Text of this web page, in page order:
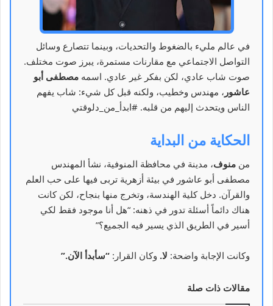
في عالم مليء بالضغوط والتحديات، وبينما تتصارع وسائل
التواصل الاجتماعي مع مقارنات مستمرة، يبرز صوت مختلف.
صوت شاب عادي، لكن بفكر غير عادي. اسمه مصطفى أبو
عاشور ، مهندس وخطيب، ولكنه قبل كل شيء: شاب يفهم
الناس ويتحدث إليهم من قلبه. #ابدأ_من_دلوقتي
الحكاية من البداية
من منوف، مدينة في محافظة المنوفية، نشأ المهندس
مصطفى أبو عاشور في بيئة أزهرية تربى فيها على حب العلم
والقرآن. دخل كلية الهندسة، وتخرج منها بنجاح، لكن كانت
هناك دائماً أسئلة تدور في ذهنه: “هل أنا موجود فقط لكي
أسير في الطريق الذي يسير فيه الجميع؟”
وكانت الإجابة واضحة: لا. وكان القرار: “سأبدأ الآن.”
مقالات ذات صلة